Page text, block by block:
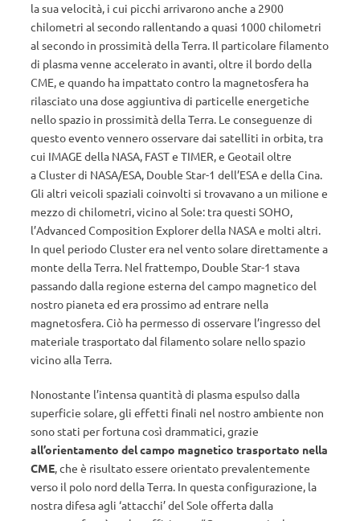
la sua velocità, i cui picchi arrivarono anche a 2900
chilometri al secondo rallentando a quasi 1000 chilometri
al secondo in prossimità della Terra. Il particolare filamento
di plasma venne accelerato in avanti, oltre il bordo della
CME, e quando ha impattato contro la magnetosfera ha
rilasciato una dose aggiuntiva di particelle energetiche
nello spazio in prossimità della Terra. Le conseguenze di
questo evento vennero osservare dai satelliti in orbita, tra
cui IMAGE della NASA, FAST e TIMER, e Geotail oltre
a Cluster di NASA/ESA, Double Star-1 dell’ESA e della Cina.
Gli altri veicoli spaziali coinvolti si trovavano a un milione e
mezzo di chilometri, vicino al Sole: tra questi SOHO,
l’Advanced Composition Explorer della NASA e molti altri.
In quel periodo Cluster era nel vento solare direttamente a
monte della Terra. Nel frattempo, Double Star-1 stava
passando dalla regione esterna del campo magnetico del
nostro pianeta ed era prossimo ad entrare nella
magnetosfera. Ciò ha permesso di osservare l’ingresso del
materiale trasportato dal filamento solare nello spazio
vicino alla Terra.
Nonostante l’intensa quantità di plasma espulso dalla
superficie solare, gli effetti finali nel nostro ambiente non
sono stati per fortuna così drammatici, grazie
all’orientamento del campo magnetico trasportato nella
CME, che è risultato essere orientato prevalentemente
verso il polo nord della Terra. In questa configurazione, la
nostra difesa agli ‘attacchi’ del Sole offerta dalla